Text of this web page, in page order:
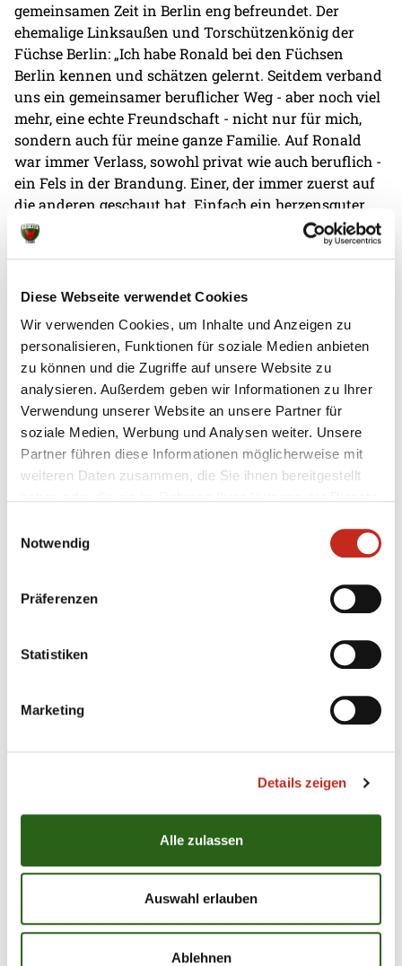
Diese Webseite verwendet Cookies
Wir verwenden Cookies, um Inhalte und Anzeigen zu
personalisieren, Funktionen für soziale Medien anbieten
zu können und die Zugriffe auf unsere Website zu
analysieren. Außerdem geben wir Informationen zu Ihrer
Verwendung unserer Website an unsere Partner für
soziale Medien, Werbung und Analysen weiter. Unsere
Partner führen diese Informationen möglicherweise mit
weiteren Daten zusammen, die Sie ihnen bereitgestellt
Notwendig
Präferenzen
Statistiken
Marketing
Details zeigen
Alle zulassen
Auswahl erlauben
Ablehnen
gemeinsamen Zeit in Berlin eng befreundet. Der
ehemalige Linksaußen und Torschützenkönig der
Füchse Berlin: „Ich habe Ronald bei den Füchsen
Berlin kennen und schätzen gelernt. Seitdem verband
uns ein gemeinsamer beruflicher Weg - aber noch viel
mehr, eine echte Freundschaft - nicht nur für mich,
sondern auch für meine ganze Familie. Auf Ronald
war immer Verlass, sowohl privat wie auch beruflich -
ein Fels in der Brandung. Einer, der immer zuerst auf
die anderen geschaut hat. Einfach ein herzensguter
Mensch."
seiner Familie, seinen Freunden und allen
aussprechen.
Weitere News
Erster Gradmesser gegen Topteam aus
Vorbereitung auf die Spielzeit 2026/27 sollte eine
erste Standortbestimmung für das Team von
Füchse Berlin einen packenden Schlagabtausch, der
Jubiläumsfest: 20 Jahre Fanclub